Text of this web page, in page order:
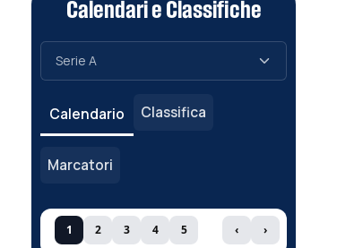
Calendari e Classifiche
Calendario Classifica
Marcatori
1 2 3 4 5 ‹ ›